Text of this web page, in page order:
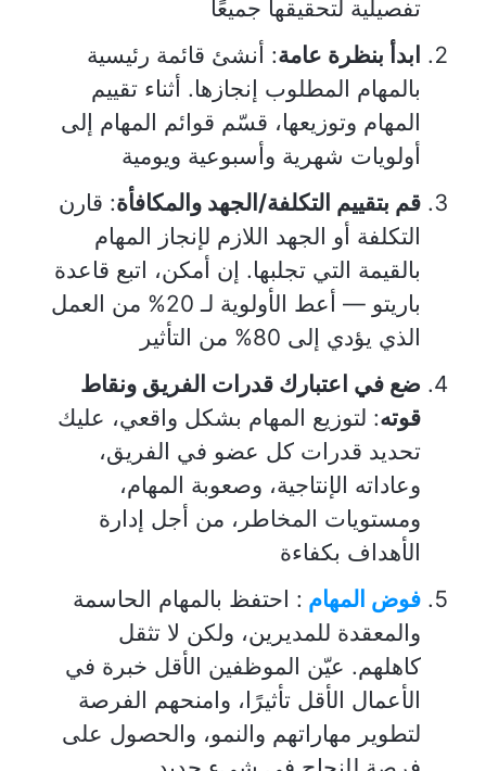
تفصيلية لتحقيقها جميعًا
ابدأ بنظرة عامة: أنشئ قائمة رئيسية
بالمهام المطلوب إنجازها. أثناء تقييم
المهام وتوزيعها، قسّم قوائم المهام إلى
أولويات شهرية وأسبوعية ويومية
قم بتقييم التكلفة/الجهد والمكافأة: قارن
التكلفة أو الجهد اللازم لإنجاز المهام
بالقيمة التي تجلبها. إن أمكن، اتبع قاعدة
باريتو — أعط الأولوية لـ 20% من العمل
الذي يؤدي إلى 80% من التأثير
ضع في اعتبارك قدرات الفريق ونقاط
قوته: لتوزيع المهام بشكل واقعي، عليك
تحديد قدرات كل عضو في الفريق،
وعاداته الإنتاجية، وصعوبة المهام،
ومستويات المخاطر، من أجل إدارة
الأهداف بكفاءة
فوض المهام : احتفظ بالمهام الحاسمة
والمعقدة للمديرين، ولكن لا تثقل
كاهلهم. عيّن الموظفين الأقل خبرة في
الأعمال الأقل تأثيرًا، وامنحهم الفرصة
لتطوير مهاراتهم والنمو، والحصول على